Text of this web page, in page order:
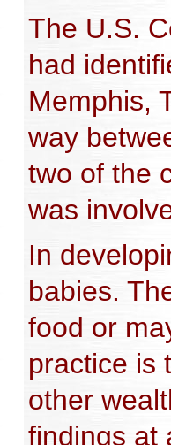
The U.S.
had
Memphis,
way
two of the
was
In
babies.
food or
practice is
other
findings at